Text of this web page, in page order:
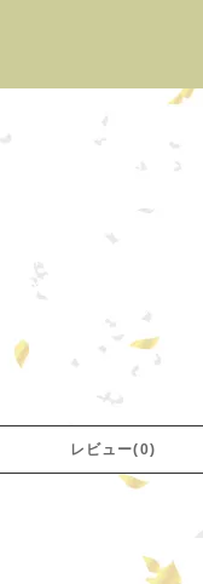
レビュー(0)